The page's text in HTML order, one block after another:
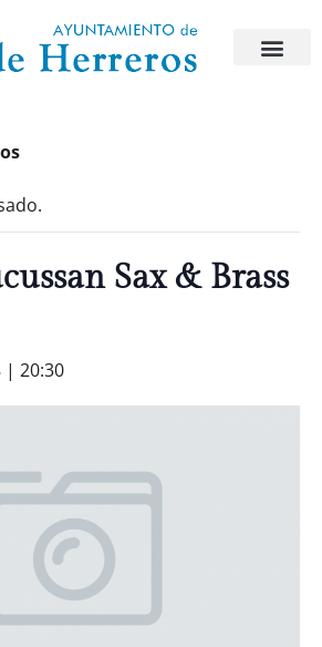
Sax & Brass
| 20:30